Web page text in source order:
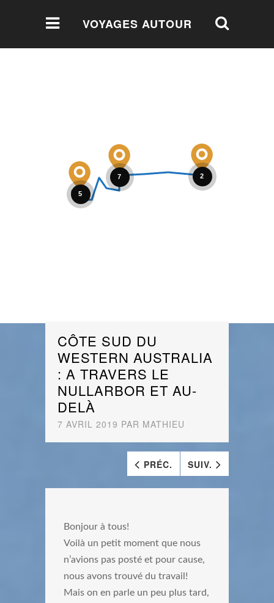
VOYAGES AUTOUR
2
7
5
PRÉC. SUIV.
CÔTE SUD DU
WESTERN AUSTRALIA
: A TRAVERS LE
NULLARBOR ET AU-
DELÀ
7 AVRIL 2019 PAR MATHIEU
Bonjour à tous!
Voilà un petit moment que nous
n’avions pas posté et pour cause,
nous avons trouvé du travail!
Mais on en parle un peu plus tard,